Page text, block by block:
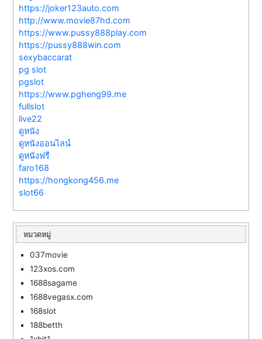
https://joker123auto.com
http://www.movie87hd.com
https://www.pussy888play.com
https://pussy888win.com
sexybaccarat
pg slot
pgslot
https://www.pgheng99.me
fullslot
live22
ดูหนัง
ดูหนังออนไลน์
ดูหนังฟรี
faro168
https://hongkong456.me
slot66
หมวดหมู่
037movie
123xos.com
1688sagame
1688vegasx.com
168slot
188betth